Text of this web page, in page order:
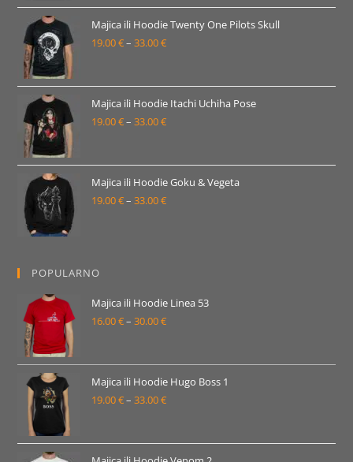
19.00 €
do
Majica ili Hoodie Twenty One Pilots Skull
19.00€– 33.00€Raspon
19.00 €
do
Majica ili Hoodie Itachi Uchiha Pose
19.00€– 33.00€Raspon
19.00 €
do
Majica ili Hoodie Goku & Vegeta
19.00€– 33.00€Raspon
33.00 €
POPULARNO
Majica ili Hoodie Linea 53
16.00€– 30.00€Raspon
16.00 €
do
Majica ili Hoodie Hugo Boss 1
19.00€– 33.00€Raspon
19.00 €